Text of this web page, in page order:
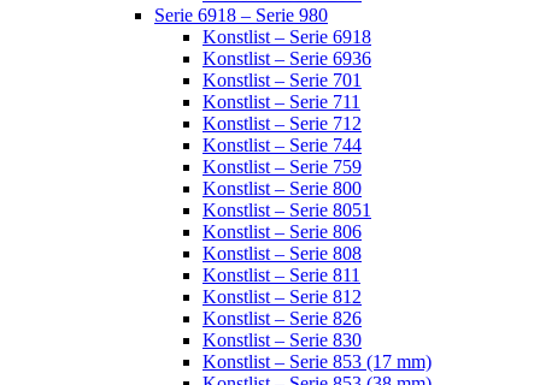
Serie 6918 – Serie 980
Konstlist – Serie 6918
Konstlist – Serie 6936
Konstlist – Serie 701
Konstlist – Serie 711
Konstlist – Serie 712
Konstlist – Serie 744
Konstlist – Serie 759
Konstlist – Serie 800
Konstlist – Serie 8051
Konstlist – Serie 806
Konstlist – Serie 808
Konstlist – Serie 811
Konstlist – Serie 812
Konstlist – Serie 826
Konstlist – Serie 830
Konstlist – Serie 853 (17 mm)